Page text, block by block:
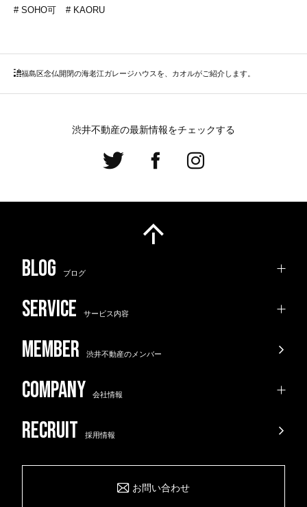
SOHO可
KAORU
念仏開閉の海老江ガレージハウスを、カオルがご紹介します。
福島区
渋井不動産の最新情報をチェックする
ブログ
サービス内容
渋井不動産のメンバー
会社情報
採用情報
お問い合わせ